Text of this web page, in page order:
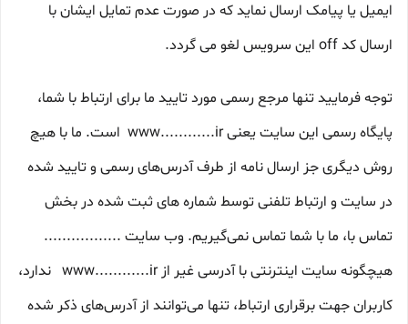
ایمیل یا پیامک ارسال نماید که در صورت عدم تمایل ایشان با
ارسال کد off این سرویس لغو می گردد.
توجه فرمایید تنها مرجع رسمی مورد تایید ما برای ارتباط با شما،
پایگاه رسمی این سایت یعنی www............ir است. ما با هیچ
روش دیگری جز ارسال نامه از طرف آدرس‏‌های رسمی و تایید شده
در سایت و ارتباط تلفنی توسط شماره های ثبت شده در بخش
تماس با، ما با شما تماس نمی‌‏گیریم. وب سایت .................
هیچگونه سایت اینترنتی با آدرسی غیر از www............ir ندارد،
کاربران جهت برقراری ارتباط، تنها می‏‌توانند از آدرس‌‏های ذکر شده